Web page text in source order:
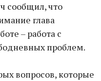
сообщил, что
глава
– работа с
проблем.
вопросов, которые